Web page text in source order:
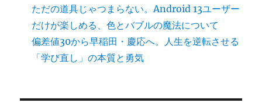
ただの道具じゃつまらない。Android 13ユーザー
だけが楽しめる、色とバブルの魔法について
偏差値30から早稲田・慶応へ。人生を逆転させる
「学び直し」の本質と勇気